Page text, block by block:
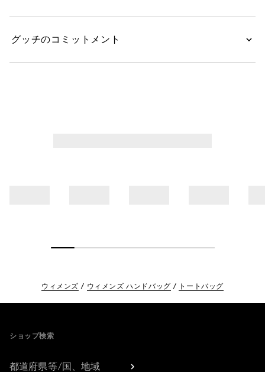
グッチのコミットメント
ウィメンズ ウィメンズ ハンドバッグ トートバッグ
ショップ検索
都道府県等/国、地域